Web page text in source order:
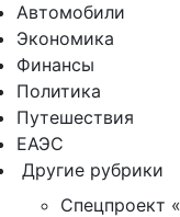
Автомобили
Экономика
Финансы
Политика
Путешествия
ЕАЭС
Другие рубрики
Спецпроект